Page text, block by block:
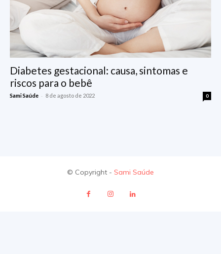
Diabetes gestacional: causa, sintomas e
riscos para o bebê
Sami Saúde - 8 de agosto de 2022 0
© Copyright - Sami Saúde